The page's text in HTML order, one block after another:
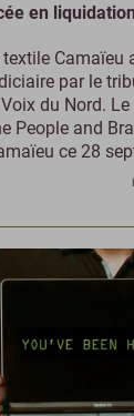
en
textile Camaïeu
par le
du Nord.
People and
ce 28